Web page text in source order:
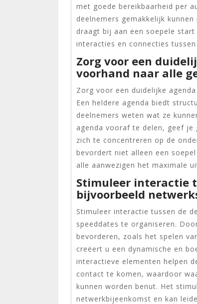
met goede bereikbaarheid per
deelnemers gemakkelijk
draagt bij aan een soepele
interacties en connecties
Zorg voor een
voorhand naar alle
Zorg voor een duidelijke
Een heldere agenda biedt
deelnemers weten wat ze
agenda vooraf te delen, geef
zich te concentreren op de
bevordert niet alleen een
alle aanwezigen het maximale
Stimuleer interactie
bijvoorbeeld
Stimuleer interactie tussen de
speeddates te organiseren.
bevorderen, zoals het spelen
creëert u een dynamische en
interactieve elementen helpen
contact te komen, waardoor
kunnen worden benut. Het
netwerkbijeenkomst en kan